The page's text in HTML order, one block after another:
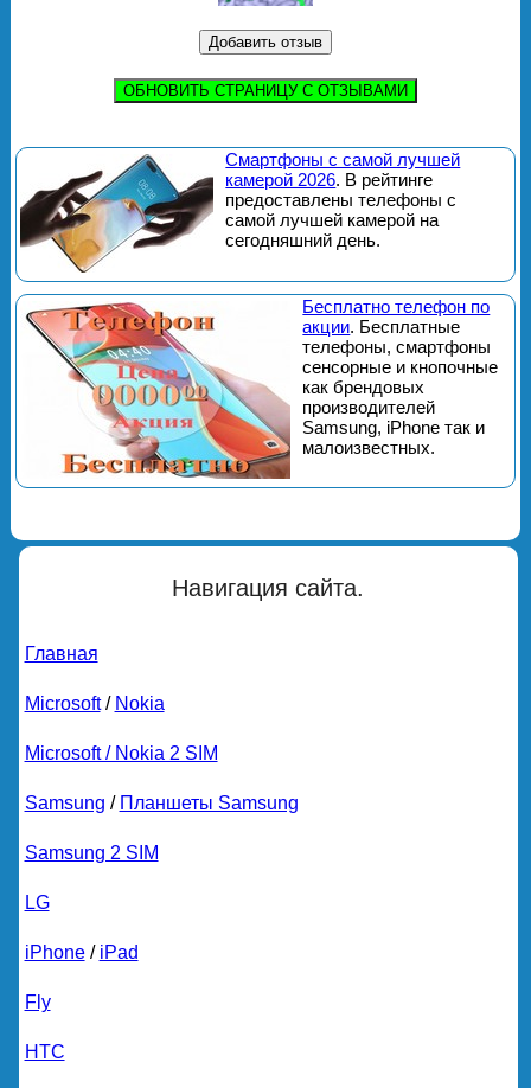
ОБНОВИТЬ СТРАНИЦУ С ОТЗЫВАМИ
Смартфоны с самой лучшей
камерой 2026. В рейтинге
предоставлены телефоны с
самой лучшей камерой на
сегодняшний день.
Бесплатно телефон по
акции. Бесплатные
телефоны, смартфоны
сенсорные и кнопочные
как брендовых
производителей
Samsung, iPhone так и
малоизвестных.
Навигация сайта.
Главная
Microsoft/ Nokia
Microsoft / Nokia 2 SIM
Samsung / Планшеты Samsung
Samsung 2 SIM
LG
iPhone/ iPad
Fly
HTC